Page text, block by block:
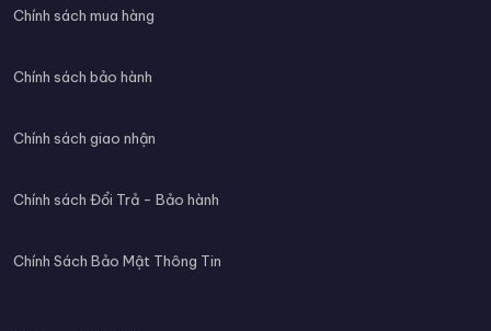
Chính sách mua hàng
Chính sách bảo hành
Chính sách giao nhận
Chính sách Đổi Trả - Bảo hành
Chính Sách Bảo Mật Thông Tin